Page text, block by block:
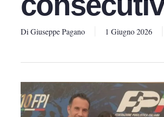
Di Giuseppe Pagano 1 Giugno 2026